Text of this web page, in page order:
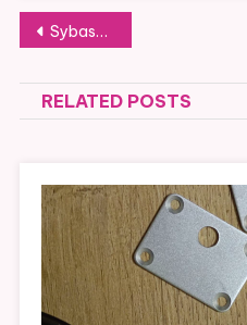
文章导航
Sybase的Anywhere安装后报错sybase central internal error
RELATED POSTS